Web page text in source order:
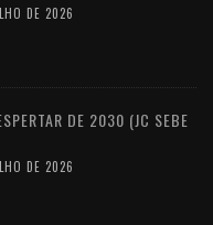
DE 2026
DE 2030 (JC SEBE
DE 2026